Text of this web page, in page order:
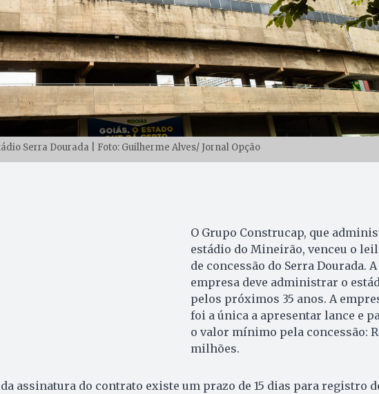
Serra Dourada | Foto: Guilherme Alves/ Jornal Opção
O Grupo Construcap, que
estádio do Mineirão, venceu o
de concessão do Serra Dourada. A
empresa deve administrar o
pelos próximos 35 anos. A
foi a única a apresentar lance e
o valor mínimo pela concessão:
milhões.
assinatura do contrato existe um prazo de 15 dias para registro